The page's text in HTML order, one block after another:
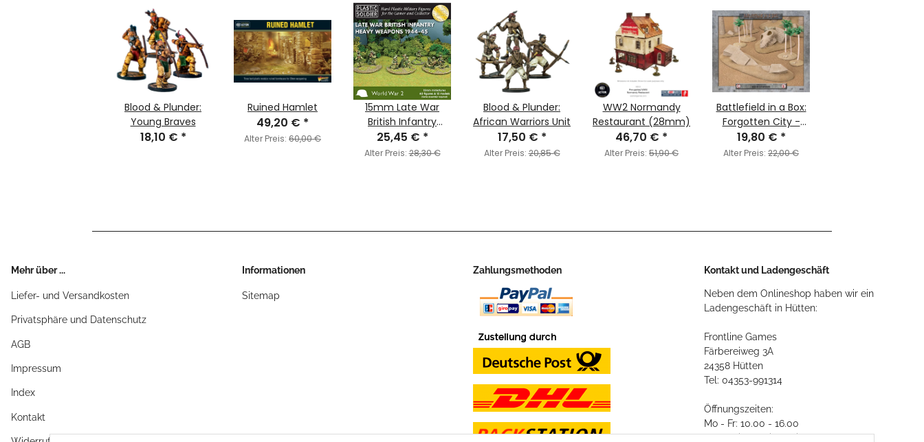
Blood & Plunder:
Young Braves
18,10 € *
Ruined Hamlet
49,20 € *
Alter Preis: 60,00 €
15mm Late War
British Infantry
Heavy Weapons
1944-45
25,45 € *
Alter Preis:28,30 €
Blood & Plunder:
African Warriors Unit
17,50 € *
Alter Preis:20,85 €
WW2 Normandy
Restaurant (28mm)
46,70 € *
Alter Preis: 51,90 €
Battlefield in a Box:
Forgotten City -
Fallen Colossus
19,80 € *
Alter Preis: 22,00 €
Mehr über ...
Liefer- und Versandkosten
Privatsphäre und Datenschutz
AGB
Impressum
Index
Kontakt
Informationen
Sitemap
Zahlungsmethoden Kontakt und Ladengeschäft
Neben dem Onlineshop haben wir ein
Ladengeschäft in Hütten:
Frontline Games
Färbereiweg 3A
24358 Hütten
Tel: 04353-991314
Öffnungszeiten:
Mo - Fr: 10.00 - 16.00
Oder mit Terminvereinbarung